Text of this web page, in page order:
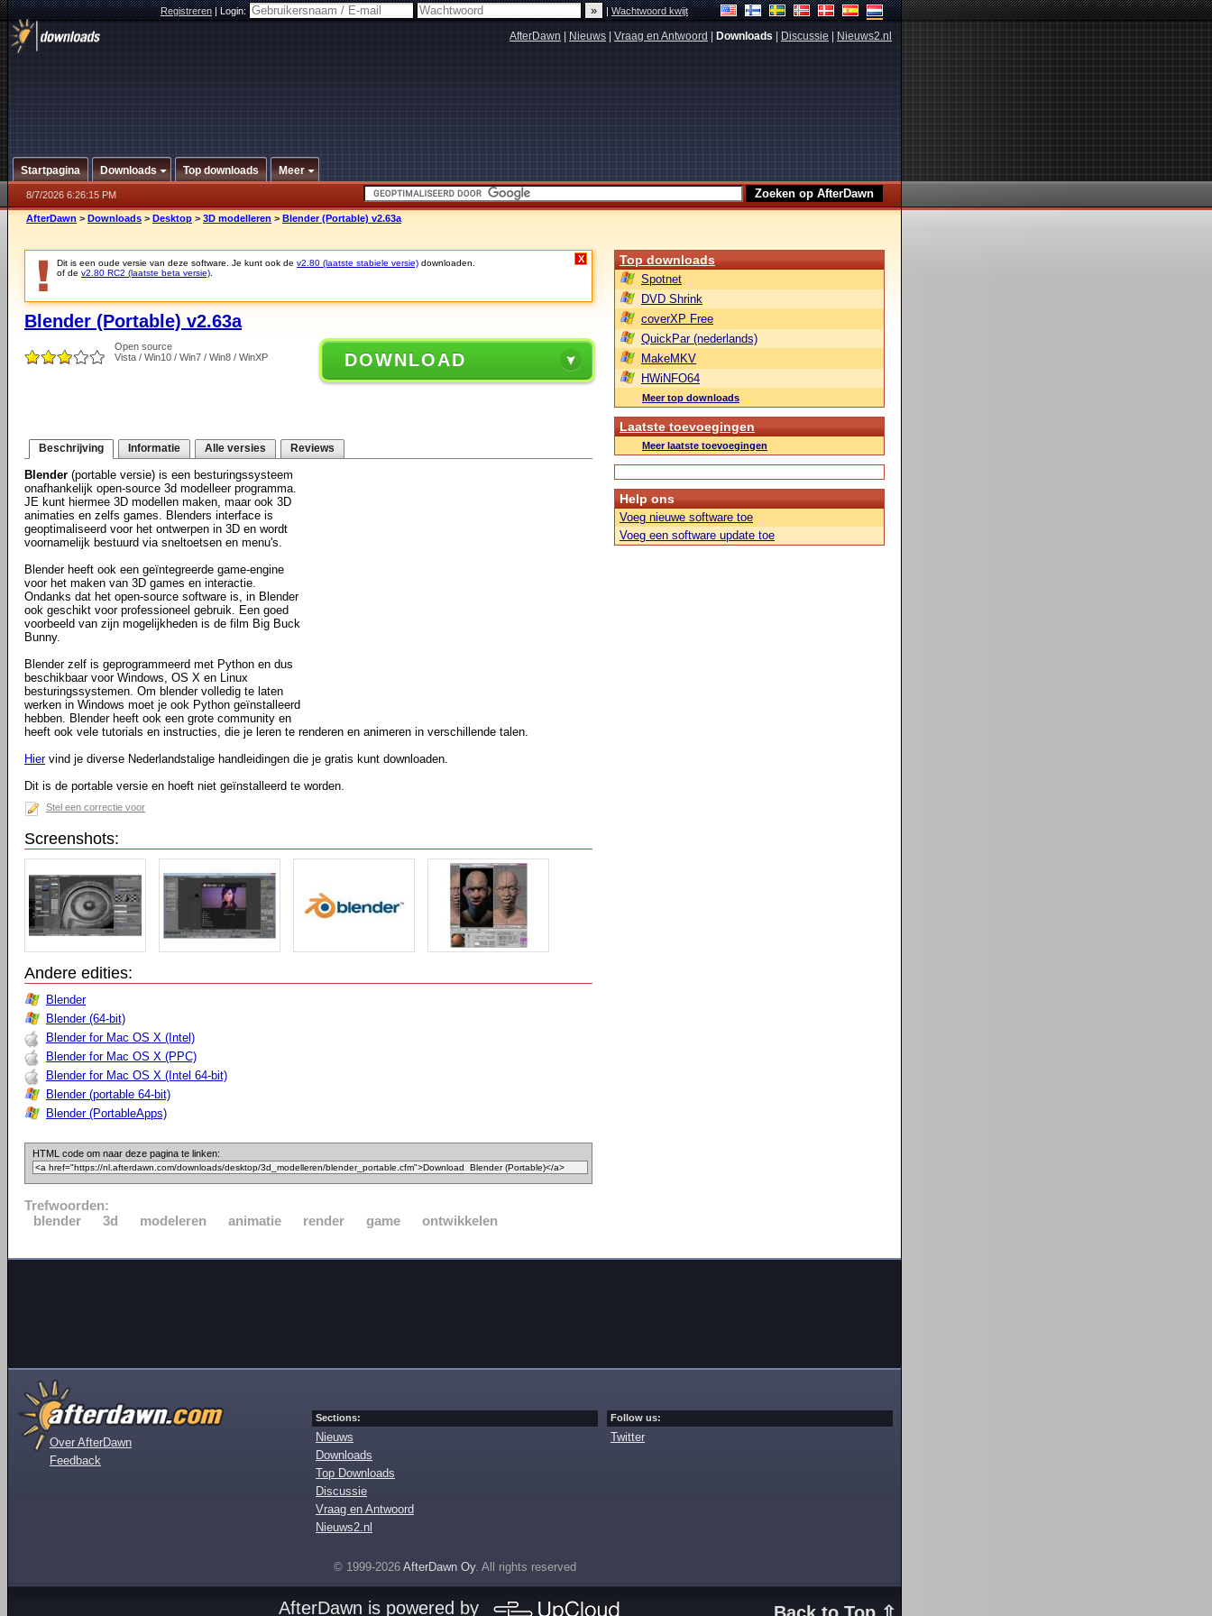
Registreren|Login: |Wachtwoord kwijt
AfterDawn Nieuws Vraag en Antwoord Downloads Discussie Nieuws2.nl
Startpagina Downloads Top downloads Meer
8/7/2026 6:26:15 PM
AfterDawn > Downloads > Desktop > 3D modelleren > Blender (Portable) v2.63a
Dit is een oude versie van deze software. Je kunt ook de v2.80 (laatste stabiele versie) downloaden.
of de v2.80 RC2 (laatste beta versie)
X
Blender (Portable) v2.63a
Open source
Vista / Win10 / Win7 / Win8 / WinXP
DOWNLOAD
Beschrijving Informatie Alle versies Reviews
Blender (portable versie) is een besturingssysteem
onafhankelijk open-source 3d modelleer programma.
JE kunt hiermee 3D modellen maken, maar ook 3D
animaties en zelfs games. Blenders interface is
geoptimaliseerd voor het ontwerpen in 3D en wordt
voornamelijk bestuurd via sneltoetsen en menu's.
Blender heeft ook een geïntegreerde game-engine
voor het maken van 3D games en interactie.
Ondanks dat het open-source software is, in Blender
ook geschikt voor professioneel gebruik. Een goed
voorbeeld van zijn mogelijkheden is de film Big Buck
Bunny.
Blender zelf is geprogrammeerd met Python en dus
beschikbaar voor Windows, OS X en Linux
besturingssystemen. Om blender volledig te laten
werken in Windows moet je ook Python geïnstalleerd
hebben. Blender heeft ook een grote community en
heeft ook vele tutorials en instructies, die je leren te renderen en animeren in verschillende talen.
Hiervind je diverse Nederlandstalige handleidingen die je gratis kunt downloaden.
Dit is de portable versie en hoeft niet geïnstalleerd te worden.
Stel een correctie voor
Screenshots:
Andere edities:
Blender
Blender (64-bit)
Blender for Mac OS X (Intel)
Blender for Mac OS X (PPC)
Blender for Mac OS X (Intel 64-bit)
Blender (portable 64-bit)
Blender (PortableApps)
HTML code om naar deze pagina te linken:
Trefwoorden:
blender
3d modeleren animatie render game ontwikkelen
Top downloads
Spotnet
DVD Shrink
coverXP Free
QuickPar (nederlands)
MakeMKV
HWiNFO64
Meer top downloads
Laatste toevoegingen
Meer laatste toevoegingen
Help ons
Voeg nieuwe software toe
Voeg een software update toe
Over AfterDawn
Feedback
Sections:
Nieuws
Downloads
Top Downloads
Discussie
Vraag en Antwoord
Nieuws2.nl
Follow us:
Twitter
© 1999-2026 AfterDawn Oy. All rights reserved
AfterDawn is powered by